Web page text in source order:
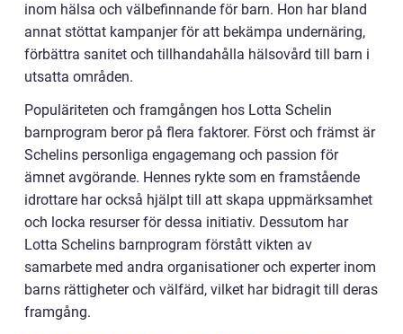
inom hälsa och välbefinnande för barn. Hon har bland
annat stöttat kampanjer för att bekämpa undernäring,
förbättra sanitet och tillhandahålla hälsovård till barn i
utsatta områden.
Populäriteten och framgången hos Lotta Schelin
barnprogram beror på flera faktorer. Först och främst är
Schelins personliga engagemang och passion för
ämnet avgörande. Hennes rykte som en framstående
idrottare har också hjälpt till att skapa uppmärksamhet
och locka resurser för dessa initiativ. Dessutom har
Lotta Schelins barnprogram förstått vikten av
samarbete med andra organisationer och experter inom
barns rättigheter och välfärd, vilket har bidragit till deras
framgång.